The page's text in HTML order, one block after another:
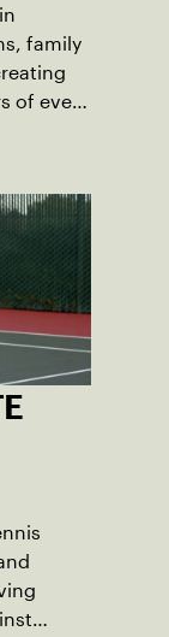
family
of every